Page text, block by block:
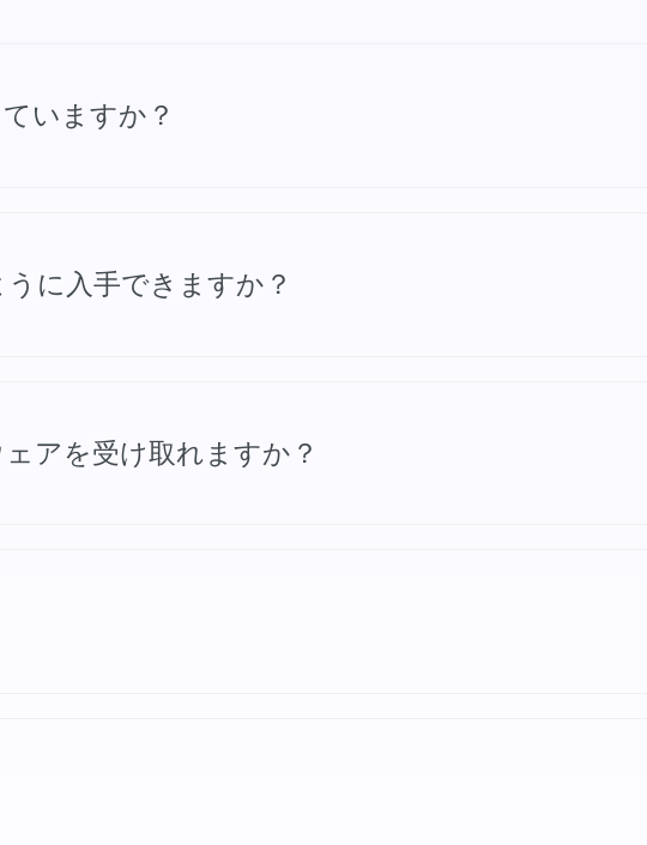
いますか？
に入手できますか？
アを受け取れますか？